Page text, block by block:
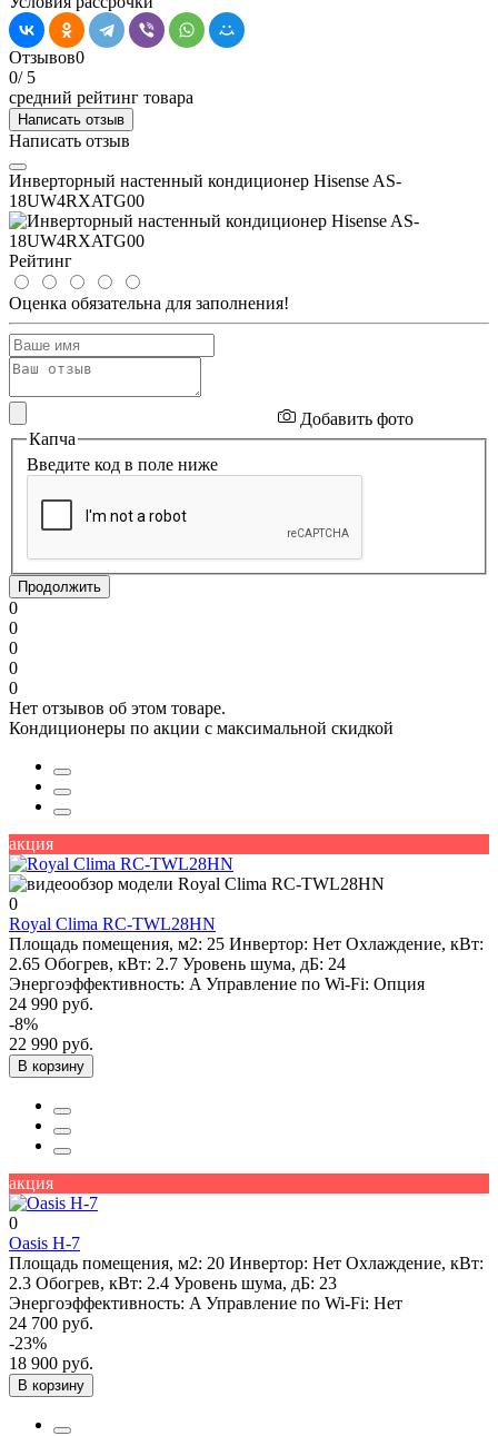
Отзывов0
0/ 5
средний рейтинг товара
Написать отзыв
Написать отзыв
Инверторный настенный кондиционер Hisense AS-
18UW4RXATG00
Рейтинг
Оценка обязательна для заполнения!
Добавить фото
Капча
Введите код в поле ниже
Продолжить
0
0
0
0
0
Нет отзывов об этом товаре.
Кондиционеры по акции с максимальной скидкой
акция
0
Royal Clima RC-TWL28HN
Площадь помещения, м2: 25 Инвертор: Нет Охлаждение, кВт:
2.65 Обогрев, кВт: 2.7 Уровень шума, дБ: 24
Энергоэффективность: A Управление по Wi-Fi: Опция
24 990 руб.
-8%
22 990 руб.
В корзину
акция
0
Oasis H-7
Площадь помещения, м2: 20 Инвертор: Нет Охлаждение, кВт:
2.3 Обогрев, кВт: 2.4 Уровень шума, дБ: 23
Энергоэффективность: A Управление по Wi-Fi: Нет
24 700 руб.
-23%
18 900 руб.
В корзину